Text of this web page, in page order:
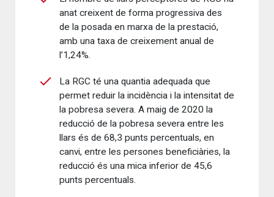
anat creixent de forma progressiva des
de la posada en marxa de la prestació,
amb una taxa de creixement anual de
l’1,24%.
La RGC té una quantia adequada que
permet reduir la incidència i la intensitat de
la pobresa severa. A maig de 2020 la
reducció de la pobresa severa entre les
llars és de 68,3 punts percentuals, en
canvi, entre les persones beneficiàries, la
reducció és una mica inferior de 45,6
punts percentuals.